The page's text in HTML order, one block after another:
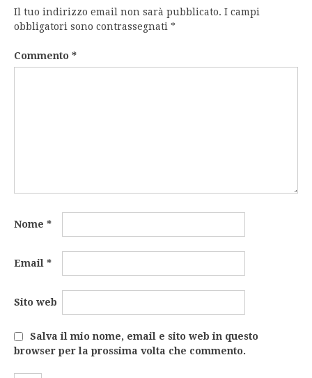
Il tuo indirizzo email non sarà pubblicato. I campi
obbligatori sono contrassegnati *
Commento *
Nome *
Email *
Sito web
Salva il mio nome, email e sito web in questo
browser per la prossima volta che commento.